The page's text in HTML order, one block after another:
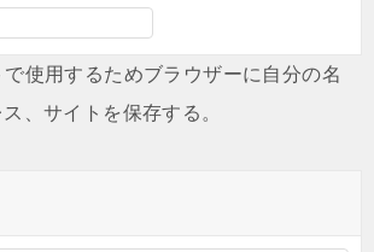
使用するためブラウザーに自分の名
、サイトを保存する。